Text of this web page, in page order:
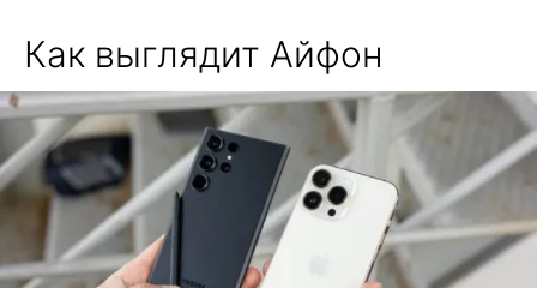
Как выглядит Айфон